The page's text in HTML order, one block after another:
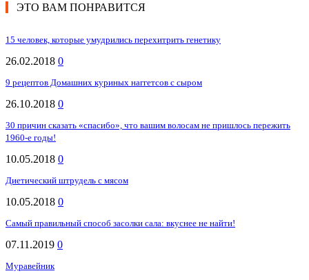
ЭТО ВАМ ПОНРАВИТСЯ
15 человек, которые умудрились перехитрить генетику
26.02.2018 0
9 рецептов Домашних куриных наггетсов с сыром
26.10.2018 0
30 причин сказать «спасибо», что вашим волосам не пришлось пережить
1960-е годы!
10.05.2018 0
Диетический штрудель с мясом
10.05.2018 0
Самый правильный способ засолки сала: вкуснее не найти!
07.11.2019 0
Муравейник